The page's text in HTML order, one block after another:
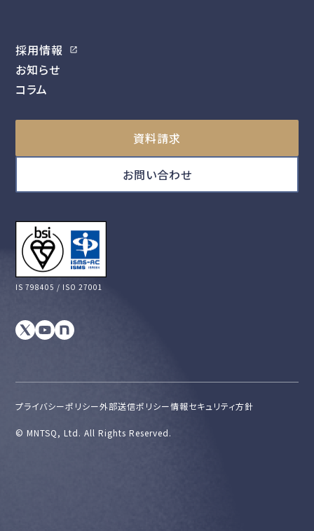
採用情報
お知らせ
コラム
資料請求
お問い合わせ
IS 798405 / ISO 27001
プライバシーポリシー外部送信ポリシー情報セキュリティ方針
©︎ MNTSQ, Ltd. All Rights Reserved.